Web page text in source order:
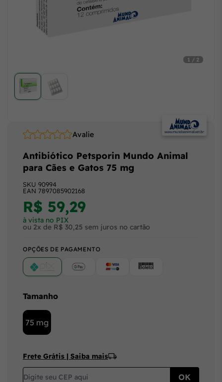
1 / 2
Avalie
SKU 90994
EAN 7897085902168
Antibiótico Petsporin Mundo Animal
para Cães e Gatos 75 mg
R$ 59,29
à vista no PIX
ou 2x de R$ 30,25 sem juros no cartão
OPÇÕES DE PAGAMENTO
Google Pay (Crédito/Débito)
Cartão Boleto
Frete Grátis | Saiba mais
Tamanho
75 mg